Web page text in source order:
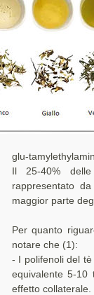
glu-
Il 25-40%
rappresentato
maggior parte
Per quanto
notare che (1):
- I polifenoli del
equivalente 5-
effetto collaterale.